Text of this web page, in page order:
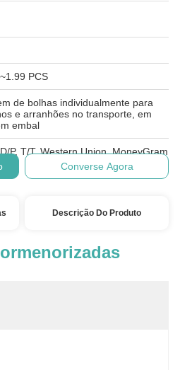
PCS
de bolhas individualmente para
e arranhões no transporte, em
embal
P, T/T, Western Union, MoneyGram
Converse Agora
Descrição Do Produto